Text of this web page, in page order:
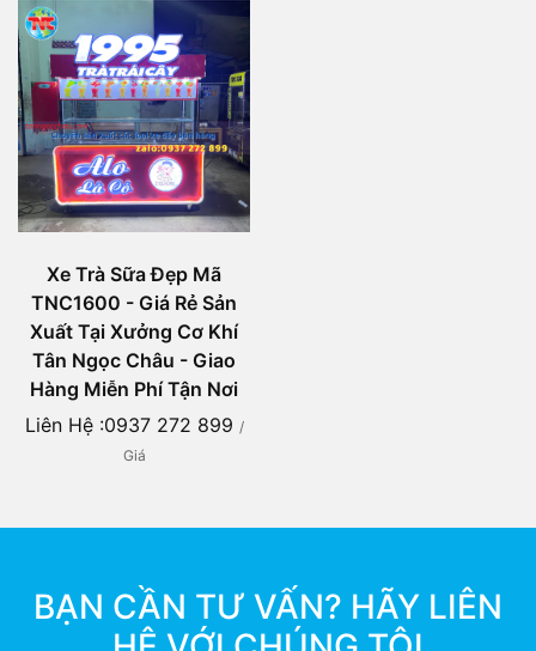
Xe Trà Sữa Đẹp Mã
TNC1600 - Giá Rẻ Sản
Xuất Tại Xưởng Cơ Khí
Tân Ngọc Châu - Giao
Hàng Miễn Phí Tận Nơi
Liên Hệ :0937 272 899 /
Giá
BẠN CẦN TƯ VẤN? HÃY LIÊN